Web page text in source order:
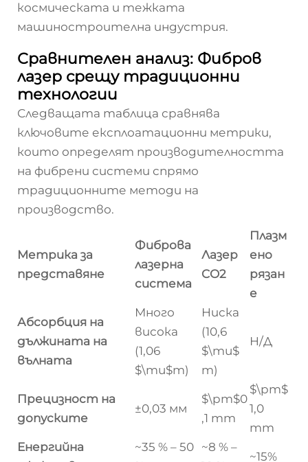
космическата и тежката
машиностроителна индустрия.
Сравнителен анализ: Фибров
лазер срещу традиционни
технологии
Следващата таблица сравнява
ключовите експлоатационни метрики,
които определят производителността
на фибрени системи спрямо
традиционните методи на
производство.
Метрика за
представяне
Фиброва
лазерна
система
Лазер
CO2
Плазм
ено
рязан
е
Абсорбция на
дължината на
вълната
Много
висока
(1,06
$\mu$m)
Ниска
(10,6
$\mu$
m)
Н/Д
Прецизност на
допуските
±0,03 мм
$\pm$0
,1 mm
$\pm$
1,0
mm
Енергийна
~35 % – 50 ~8 % –
~15%